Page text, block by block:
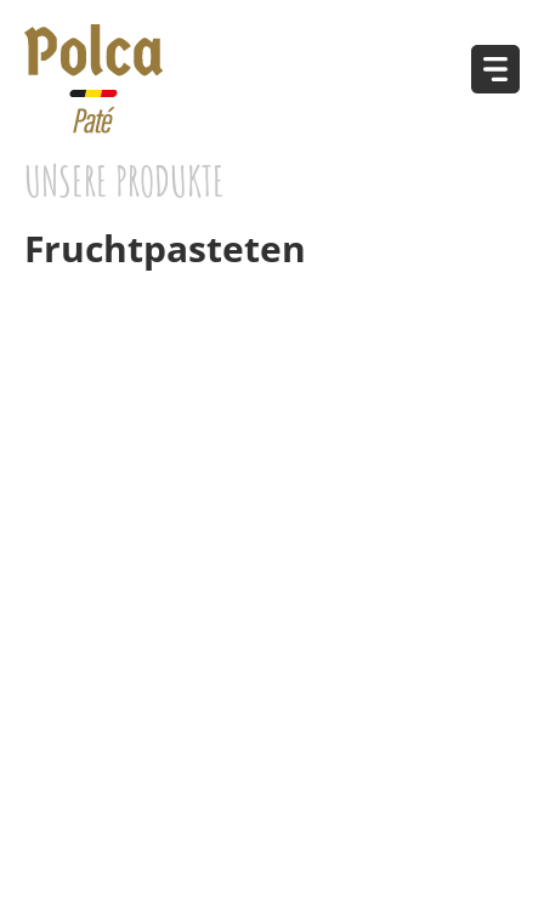
UNSERE PRODUKTE
Fruchtpasteten